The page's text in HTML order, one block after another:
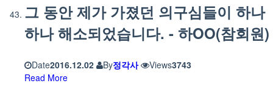
그 동안 제가 가졌던 의구심들이 하나
하나 해소되었습니다. - 하OO(참회원)
Date2016.12.02 By정각사 Views3743
Read More